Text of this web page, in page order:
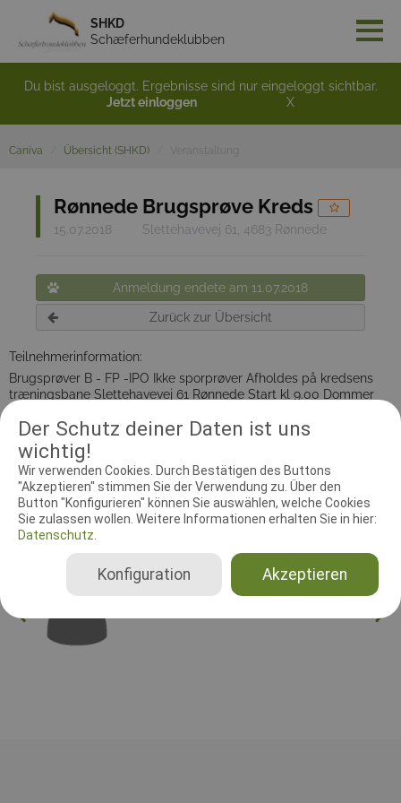
Der Schutz deiner Daten ist uns
wichtig!
Wir verwenden Cookies. Durch Bestätigen des Buttons
"Akzeptieren" stimmen Sie der Verwendung zu. Über den
Button "Konfigurieren" können Sie auswählen, welche Cookies
Sie zulassen wollen. Weitere Informationen erhalten Sie in hier:
Datenschutz.
Akzeptieren
Konfiguration
SHKD
Schæferhundeklubben
Du bist ausgeloggt. Ergebnisse sind nur eingeloggt sichtbar.
Jetzt einloggen
X
Caniva Übersicht (SHKD)
Rønnede Brugsprøve Kreds
15.07.2018 Slettehavevej 61, 4683 Rønnede
Anmeldung endete am 11.07.2018
Zurück zur Übersicht
Teilnehmerinformation:
Brugsprøver B - FP -IPO Ikke sporprøver Afholdes på kredsens
træningsbane Slettehavevej 61 Rønnede Start kl 9.00 Dommer
Birgitte Hansen
RICHTER UND HELFER
Leistungsrichter Schutzdiensthelfer
Leistungsrichter
Peter Gammelgaard Mortensen